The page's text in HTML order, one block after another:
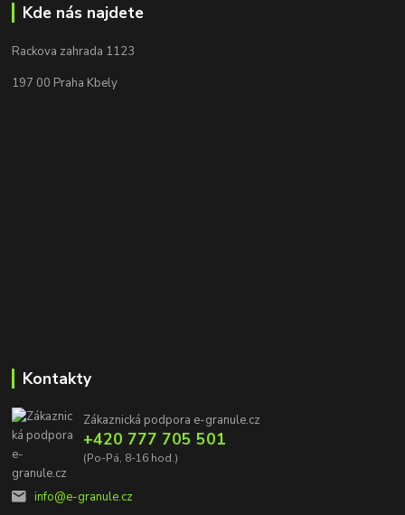
Kde nás najdete
Rackova zahrada 1123
197 00 Praha Kbely
Kontakty
Zákaznická podpora e-granule.cz
+420 777 705 501
(Po-Pá, 8-16 hod.)
info@e-granule.cz